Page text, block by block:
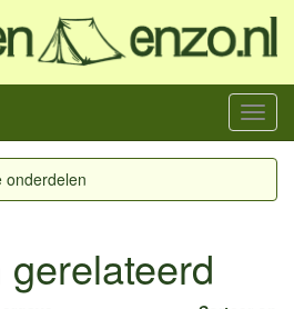
Menu
onderdelen